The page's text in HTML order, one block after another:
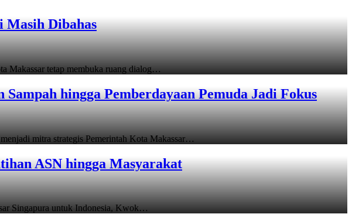
Masih Dibahas
tetap membuka ruang dialog…
hingga Pemberdayaan Pemuda Jadi Fokus
mitra strategis Pemerintah Kota Makassar…
ASN hingga Masyarakat
Singapura untuk Indonesia, Kwok…